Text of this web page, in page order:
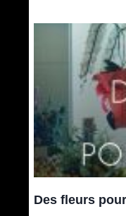
Des fleurs